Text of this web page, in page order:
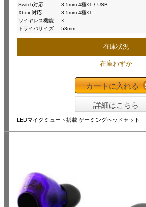
Switch対応
:
3.5mm 4極×1 / USB
Xbox 対応
:
3.5mm 4極×1
ワイヤレス機能 :
×
ドライバサイズ : 53mm
在庫状況
在庫わずか
カートに入れる
詳細はこちら
LEDマイクミュート搭載 ゲーミングヘッドセット